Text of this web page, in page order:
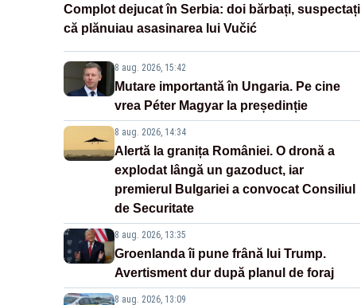
Complot dejucat în Serbia: doi bărbați, suspectați
că plănuiau asasinarea lui Vučić
8 aug. 2026, 15:42
Mutare importantă în Ungaria. Pe cine
vrea Péter Magyar la președinție
8 aug. 2026, 14:34
Alertă la granița României. O dronă a
explodat lângă un gazoduct, iar
premierul Bulgariei a convocat Consiliul
de Securitate
8 aug. 2026, 13:35
Groenlanda îi pune frână lui Trump.
Avertisment dur după planul de foraj
8 aug. 2026, 13:09